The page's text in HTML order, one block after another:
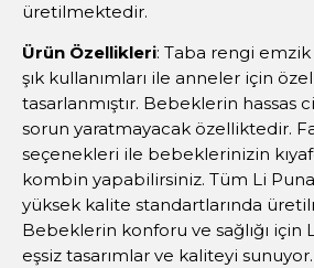
üretilmektedir.
Ürün Özellikleri: Taba rengi emzik
şık kullanımları ile anneler için
tasarlanmıştır. Bebeklerin hassas
sorun yaratmayacak özelliktedir.
seçenekleri ile bebeklerinizin
kombin yapabilirsiniz. Tüm Li
yüksek kalite standartlarında
Bebeklerin konforu ve sağlığı için
eşsiz tasarımlar ve kaliteyi